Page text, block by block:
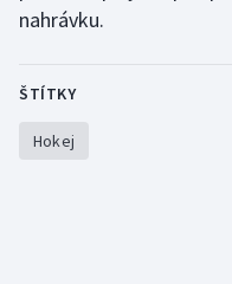
nahrávku.
ŠTÍTKY
Hokej